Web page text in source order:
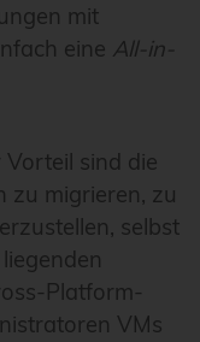
mit
eine All-in-
sind die
zu migrieren, zu
selbst
Platform-
VMs